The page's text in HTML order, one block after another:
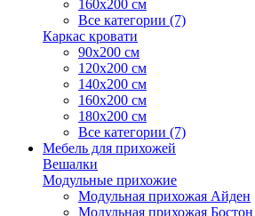
160х200 см
Все категории (7)
Каркас кровати
90х200 см
120х200 см
140х200 см
160х200 см
180х200 см
Все категории (7)
Мебель для прихожей
Вешалки
Модульные прихожие
Модульная прихожая Айден
Модульная прихожая Бостон